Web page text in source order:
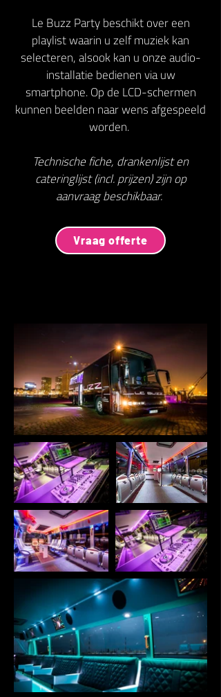
Le Buzz Party beschikt over een
playlist waarin u zelf muziek kan
selecteren, alsook kan u onze audio-
installatie bedienen via uw
smartphone. Op de LCD-schermen
kunnen beelden naar wens afgespeeld
worden.
Technische fiche, drankenlijst en
cateringlijst (incl. prijzen) zijn op
aanvraag beschikbaar.
Vraag offerte